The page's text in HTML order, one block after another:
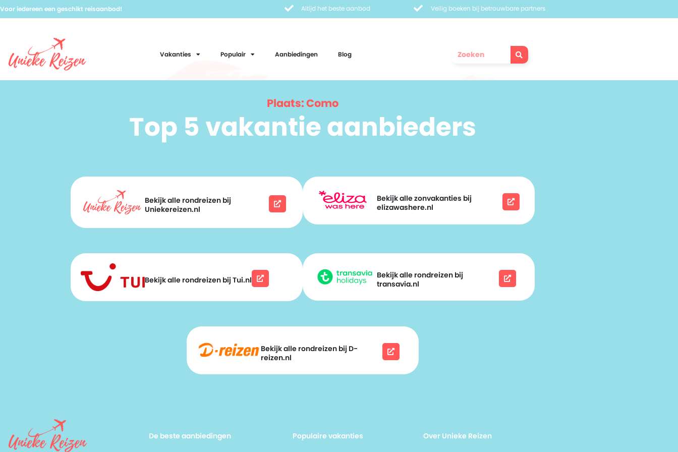
Voor iedereen een geschikt reisaanbod! Altijd het beste aanbod Veilig boeken bij betrouwbare partners
Vakanties Populair Aanbiedingen Blog
Plaats: Como
Top 5 vakantie aanbieders
Bekijk alle rondreizen bij
Uniekereizen.nl
Bekijk alle zonvakanties bij
elizawashere.nl
Bekijk alle rondreizen bij Tui.nl
Bekijk alle rondreizen bij
transavia.nl
Bekijk alle rondreizen bij D-
reizen.nl
De beste aanbiedingen Populaire vakanties Over Unieke Reizen